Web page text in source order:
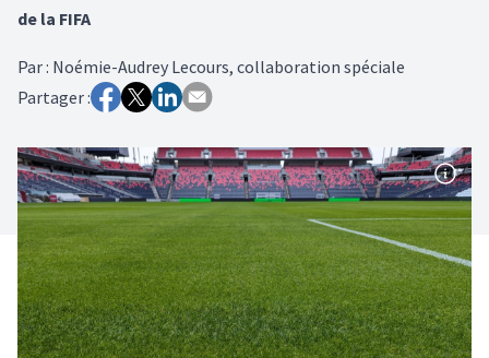
de la FIFA
Par: Noémie-Audrey Lecours, collaboration spéciale
Partager :